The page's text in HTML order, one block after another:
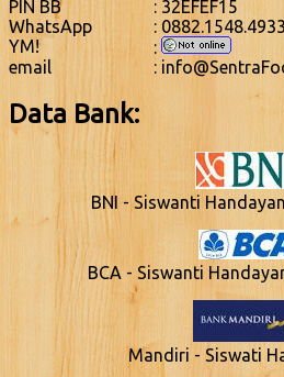
PIN BB
: 32EFEF15
WhatsApp
: 0882.1548.4933
YM!
:
email
:
Data Bank:
BNI - Siswanti
BCA - Siswanti
Mandiri - Siswati